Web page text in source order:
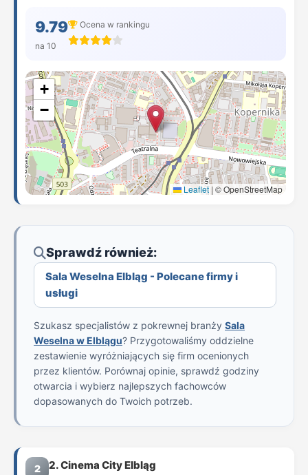
9.79
na 10
Ocena w rankingu
+
−
Leaflet | © OpenStreetMap
Sprawdź również:
Sala Weselna Elbląg - Polecane firmy i
usługi
Szukasz specjalistów z pokrewnej branży Sala
Weselna w Elblągu? Przygotowaliśmy oddzielne
zestawienie wyróżniających się firm ocenionych
przez klientów. Porównaj opinie, sprawdź godziny
otwarcia i wybierz najlepszych fachowców
dopasowanych do Twoich potrzeb.
2 2. Cinema City Elbląg